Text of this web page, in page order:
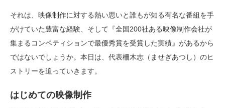
それは、映像制作に対する熱い思いと誰もが知る有名な番組を手
がけていた豊富な経験、そして『全国200社ある映像制作会社が
集まるコンペティションで最優秀賞を受賞した実績』があるから
ではないでしょうか。本日は、代表柵木志（ませぎあつし）のヒ
ストリーを追っていきます。
はじめての映像制作